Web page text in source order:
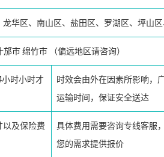
华区、南山区、盐田区、罗湖区、坪山区
邡市绵竹市 （偏远地区请咨询）
时小时才
时效会由外在因素所影响，
运输时间，保证安全送达
以及保险费
具体费用需要咨询专线客服
您的需求提供报价